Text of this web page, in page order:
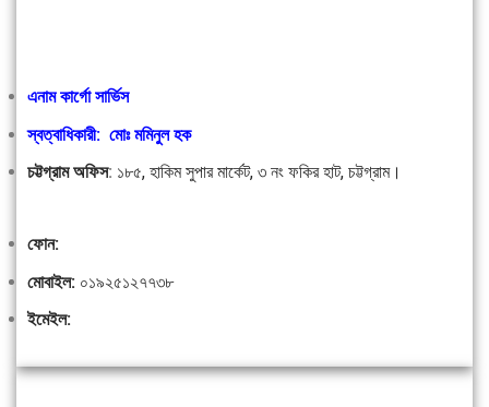
এনাম কার্গো সার্ভিস
স্বত্বাধিকারী: মোঃ মমিনুল হক
চট্টগ্রাম অফিস: ১৮৫, হাকিম সুপার মার্কেট, ৩ নং ফকির হাট, চট্টগ্রাম।
ফোন:
মোবাইল: ০১৯২৫১২৭৭৩৮
ইমেইল: